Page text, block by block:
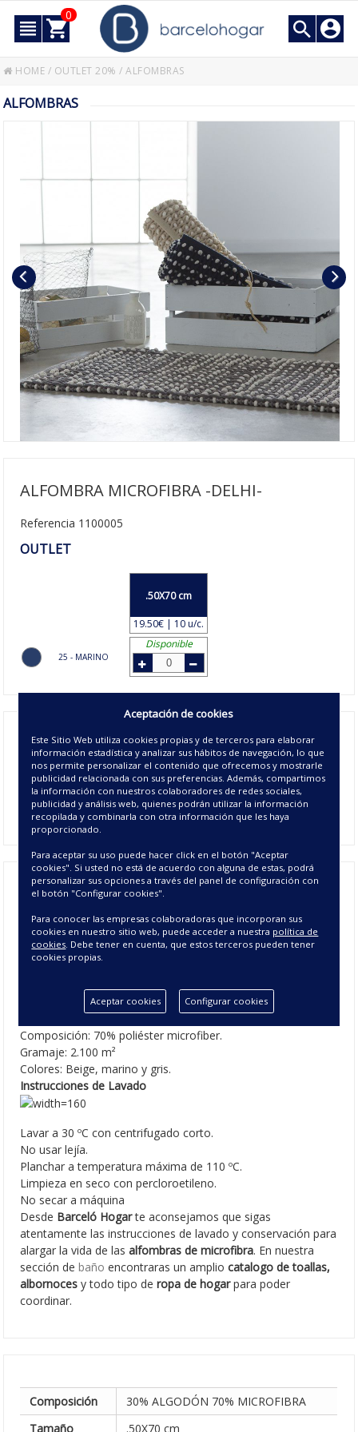
0
HOME / OUTLET 20% /ALFOMBRAS
ALFOMBRAS
ALFOMBRA MICROFIBRA -DELHI-
Referencia 1100005
OUTLET
25 - MARINO
.50X70 cm
19.50€ | 10 u/c.
Disponible
Laalfombra de microfibra Delhi,se presenta en tamaño de
50x70 cm y en tres colores lisos combinados con blanco.Por
su relieve tiene una textura muy original, suave y agradable
al tacto, la hace perfecta para pisar y experimentar una
agradable sensación bajo tus pies comoalfombra de
bañoóalfombra de pie de cama.
Alfombra Microfibra Delhi -
Alfombras de Baño Originales
ALFOMBRA DELHI
Tamaño alfombra: 50x70 cm
Composición: 70% poliéster microfiber.
Gramaje: 2.100 m²
Colores: Beige, marino y gris.
Instrucciones de Lavado
Lavar a 30 ºC con centrifugado corto.
No usar lejía.
Planchar a temperatura máxima de 110 ºC.
Limpieza en seco con percloroetileno.
No secar a máquina
Desde Barceló Hogarte aconsejamos que sigas
atentamente las instrucciones de lavado y conservación para
alargar la vida de lasalfombras de microfibra. En nuestra
sección debaño encontraras un ampliocatalogo de toallas,
albornoces y todo tipo de ropa de hogarpara poder
coordinar.
Composición
30% ALGODÓN 70% MICROFIBRA
Tamaño
.50X70 cm
Aceptación de cookies
Este Sitio Web utiliza cookies propias y de terceros para elaborar
información estadística y analizar sus hábitos de navegación, lo que
nos permite personalizar el contenido que ofrecemos y mostrarle
publicidad relacionada con sus preferencias. Además, compartimos
la información con nuestros colaboradores de redes sociales,
publicidad y análisis web, quienes podrán utilizar la información
recopilada y combinarla con otra información que les haya
proporcionado.
Para aceptar su uso puede hacer click en el botón "Aceptar
cookies". Si usted no está de acuerdo con alguna de estas, podrá
personalizar sus opciones a través del panel de configuración con
el botón "Configurar cookies".
Para conocer las empresas colaboradoras que incorporan sus
cookies en nuestro sitio web, puede acceder a nuestra política de
cookies . Debe tener en cuenta, que estos terceros pueden tener
cookies propias.
Aceptar cookies Configurar cookies